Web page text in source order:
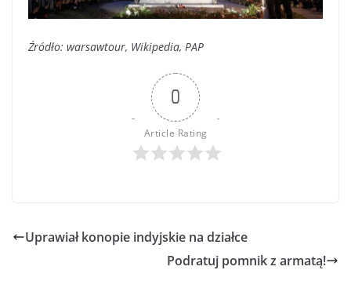
Źródło: warsawtour, Wikipedia, PAP
0
Article Rating
Uprawiał konopie indyjskie na działce
Podratuj pomnik z armatą!